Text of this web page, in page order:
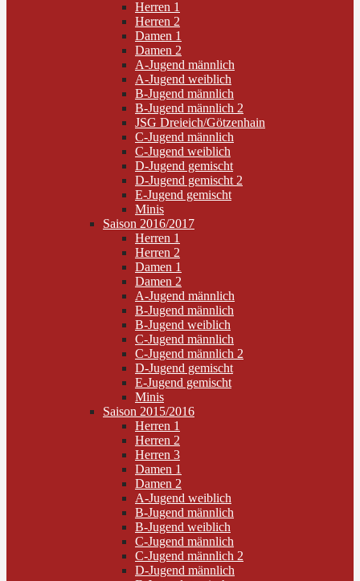
Herren 1
Herren 2
Damen 1
Damen 2
A-Jugend männlich
A-Jugend weiblich
B-Jugend männlich
B-Jugend männlich 2
JSG Dreieich/Götzenhain
C-Jugend männlich
C-Jugend weiblich
D-Jugend gemischt
D-Jugend gemischt 2
E-Jugend gemischt
Minis
Saison 2016/2017
Herren 1
Herren 2
Damen 1
Damen 2
A-Jugend männlich
B-Jugend männlich
B-Jugend weiblich
C-Jugend männlich
C-Jugend männlich 2
D-Jugend gemischt
E-Jugend gemischt
Minis
Saison 2015/2016
Herren 1
Herren 2
Herren 3
Damen 1
Damen 2
A-Jugend weiblich
B-Jugend männlich
B-Jugend weiblich
C-Jugend männlich
C-Jugend männlich 2
D-Jugend männlich